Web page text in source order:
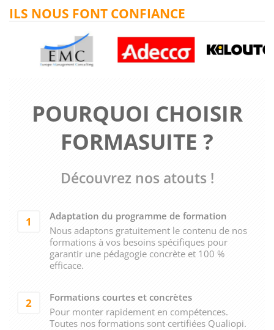
POURQUOI CHOISIR
FORMASUITE ?
Découvrez nos atouts !
1
Adaptation du programme de formation
Nous adaptons gratuitement le contenu de nos
formations à vos besoins spécifiques pour
garantir une pédagogie concrète et 100 %
efficace.
2
Formations courtes et concrètes
Pour monter rapidement en compétences.
Toutes nos formations sont certifiées Qualiopi.
ILS NOUS FONT CONFIANCE